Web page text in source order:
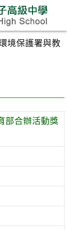
境保護署與教
部合辦活動獎